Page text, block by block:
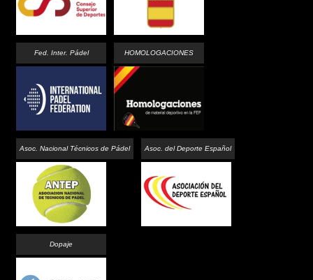
Fed. Inter. Pádel HOMOLOGACIONES
Asoc. Nacional Técnicos de Pádel Asoc. del Deporte Español
Dopaje